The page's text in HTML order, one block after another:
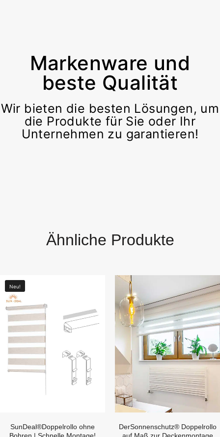
Markenware und
beste Qualität
Wir bieten die besten Lösungen, um
die Produkte für Sie oder Ihr
Unternehmen zu garantieren!
Ähnliche Produkte
Neu!
SunDeal®Doppelrollo ohne
Bohren | Schnelle Montage!
DerSonnenschutz® Doppelrollo
auf Maß zur Deckenmontage